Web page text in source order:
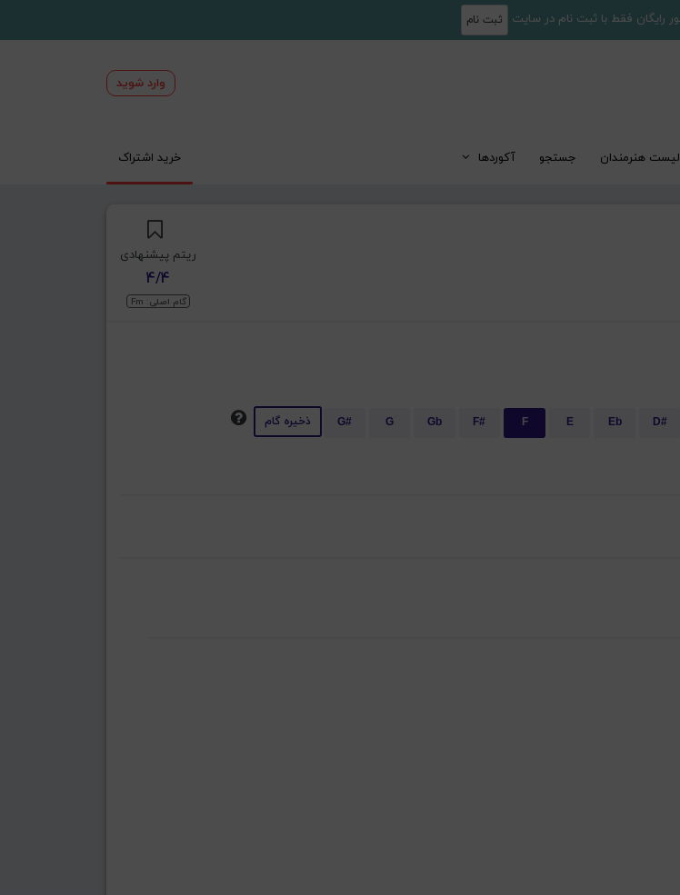
ثبت نام
وارد شوید
لیست هنرمندان جستجو آکوردها خرید اشتراک
ریتم پیشنهادی
4/4
گام اصلی: Fm
D#
Eb
E
F
F#
Gb
G
G# ذخیره گام